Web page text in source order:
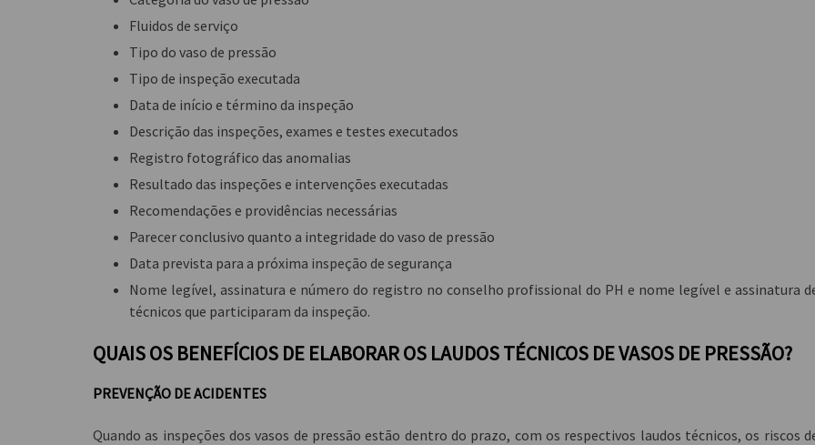
Fluidos de serviço
Tipo do vaso de pressão
Tipo de inspeção executada
Data de início e término da inspeção
Descrição das inspeções, exames e testes executados
Registro fotográfico das anomalias
Resultado das inspeções e intervenções executadas
Recomendações e providências necessárias
Parecer conclusivo quanto a integridade do vaso de pressão
Data prevista para a próxima inspeção de segurança
Nome legível, assinatura e número do registro no conselho profissional do PH e nome legível e assinatura
técnicos que participaram da inspeção.
QUAIS OS BENEFÍCIOS DE ELABORAR OS LAUDOS TÉCNICOS DE VASOS DE PRESSÃO?
PREVENÇÃO DE ACIDENTES
Quando as inspeções dos vasos de pressão estão dentro do prazo, com os respectivos laudos técnicos, os riscos